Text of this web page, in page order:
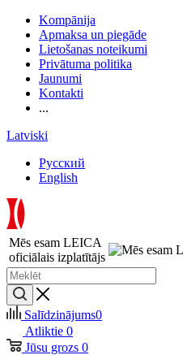
Kompānija
Apmaksa un piegāde
Lietošanas noteikumi
Privātuma politika
Jaunumi
Kontakti
...
Latviski
Русский
English
Mēs esam LEICA
oficiālais izplatītājs
Salīdzinājums0
Atliktie 0
Jūsu grozs 0